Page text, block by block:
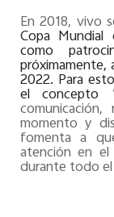
En 2018, vivo
Copa Mundial
como
próximamente,
2022. Para
el concepto
momento y
fomenta a
atención en
durante todo